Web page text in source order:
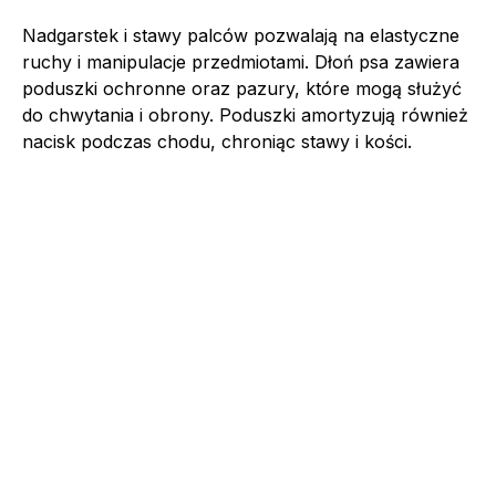
Nadgarstek i stawy palców pozwalają na elastyczne
ruchy i manipulacje przedmiotami. Dłoń psa zawiera
poduszki ochronne oraz pazury, które mogą służyć
do chwytania i obrony. Poduszki amortyzują również
nacisk podczas chodu, chroniąc stawy i kości.